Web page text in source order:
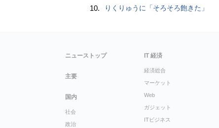
10. りくりゅうに「そろそろ飽きた」
ニューストップ
主要
国内
社会
政治
IT 経済
経済総合
マーケット
Web
ガジェット
ITビジネス